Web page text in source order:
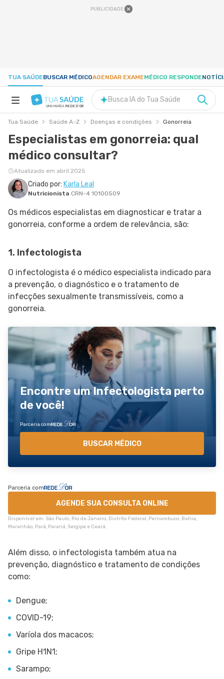
PUBLICIDADE
TUA SAÚDEBUSCAR MÉDICOAGENDAR EXAMEMÉDICO RESPONDE
NUTRIÇÃO
GRAVIDEZ
BEM-ESTAR
UMA MARCA REDE D'OR
Busca IA do Tua Saúde
Tua Saúde Saúde A-Z Doenças e condições Gonorreia
Especialistas em gonorreia: qual
médico consultar?
Atualizado em abril 2025
Criado por: Karla Leal
Nutricionista CRN-4 10100509
Os médicos especialistas em diagnosticar e tratar a
gonorreia, conforme a ordem de relevância, são:
1. Infectologista
O infectologista é o médico especialista indicado para
a prevenção, o diagnóstico e o tratamento de
infecções sexualmente transmissíveis, como a
gonorreia.
Encontre um Infectologista perto
de você!
Parceria com
BUSCAR MÉDICO
Parceria com
AGENDE SUA CONSULTA ONLINE
Disponível em: São Paulo, Rio de Janeiro, Distrito Federal, Pernambuco, Bahia,
Maranhão, Pará, Paraná, Sergipe e Ceará.
Além disso, o infectologista também atua na
prevenção, diagnóstico e tratamento de condições
como:
Dengue;
COVID-19;
Varíola dos macacos;
Gripe H1N1;
Sarampo;